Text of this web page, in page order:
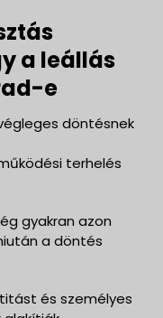
a leállás
e
döntésnek
terhelés
gyakran azon
a döntés
és személyes